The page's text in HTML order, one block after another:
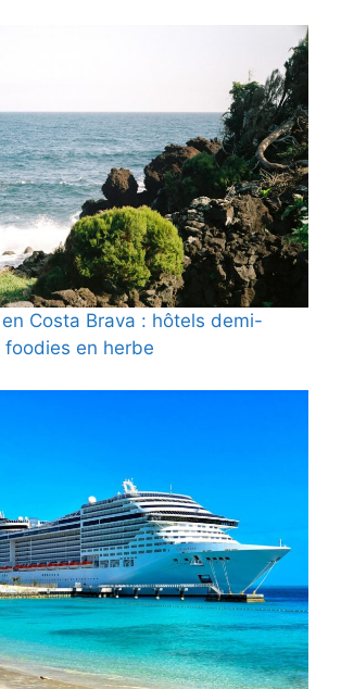
Costa Brava : hôtels demi-
foodies en herbe